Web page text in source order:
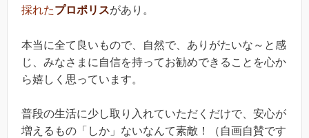
採れたプロポリスがあり。
本当に全て良いもので、自然で、ありがたいな～と感
じ、みなさまに自信を持ってお勧めできることを心か
ら嬉しく思っています。
普段の生活に少し取り入れていただくだけで、安心が
増えるもの「しか」ないなんて素敵！（自画自賛です